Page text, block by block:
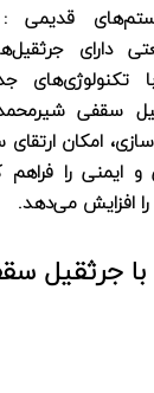
دارای
سقفی
امکان
و ایمنی را
افزایش می‌دهد.
با جرثقیل